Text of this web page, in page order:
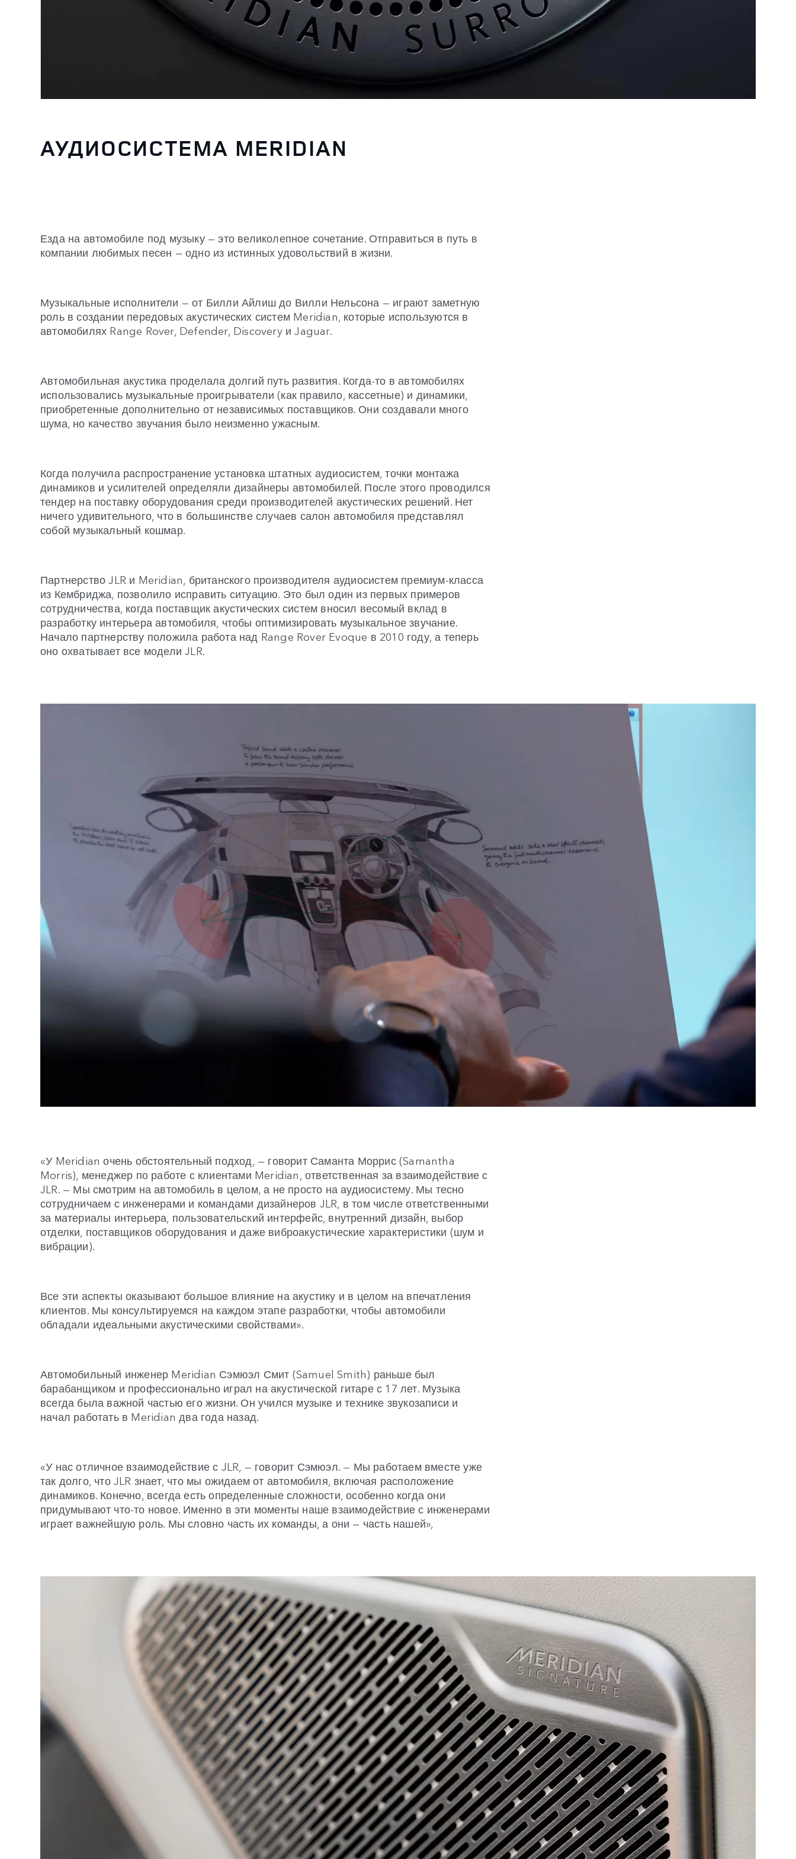
АУДИОСИСТЕМА MERIDIAN
Езда на автомобиле под музыку — это великолепное сочетание. Отправиться в путь в
компании любимых песен — одно из истинных удовольствий в жизни.
Музыкальные исполнители — от Билли Айлиш до Вилли Нельсона — играют заметную
роль в создании передовых акустических систем Meridian, которые используются в
автомобилях Range Rover, Defender, Discovery и Jaguar.
Автомобильная акустика проделала долгий путь развития. Когда-то в автомобилях
использовались музыкальные проигрыватели (как правило, кассетные) и динамики,
приобретенные дополнительно от независимых поставщиков. Они создавали много
шума, но качество звучания было неизменно ужасным.
Когда получила распространение установка штатных аудиосистем, точки монтажа
динамиков и усилителей определяли дизайнеры автомобилей. После этого проводился
тендер на поставку оборудования среди производителей акустических решений. Нет
ничего удивительного, что в большинстве случаев салон автомобиля представлял
собой музыкальный кошмар.
Партнерство JLR и Meridian, британского производителя аудиосистем премиум-класса
из Кембриджа, позволило исправить ситуацию. Это был один из первых примеров
сотрудничества, когда поставщик акустических систем вносил весомый вклад в
разработку интерьера автомобиля, чтобы оптимизировать музыкальное звучание.
Начало партнерству положила работа над Range Rover Evoque в 2010 году, а теперь
оно охватывает все модели JLR.
«У Meridian очень обстоятельный подход, — говорит Саманта Моррис (Samantha
Morris), менеджер по работе с клиентами Meridian, ответственная за взаимодействие с
JLR. — Мы смотрим на автомобиль в целом, а не просто на аудиосистему. Мы тесно
сотрудничаем с инженерами и командами дизайнеров JLR, в том числе ответственными
за материалы интерьера, пользовательский интерфейс, внутренний дизайн, выбор
отделки, поставщиков оборудования и даже виброакустические характеристики (шум и
вибрации).
Все эти аспекты оказывают большое влияние на акустику и в целом на впечатления
клиентов. Мы консультируемся на каждом этапе разработки, чтобы автомобили
обладали идеальными акустическими свойствами».
Автомобильный инженер Meridian Сэмюэл Смит (Samuel Smith) раньше был
барабанщиком и профессионально играл на акустической гитаре с 17 лет. Музыка
всегда была важной частью его жизни. Он учился музыке и технике звукозаписи и
начал работать в Meridian два года назад.
«У нас отличное взаимодействие с JLR, — говорит Сэмюэл. — Мы работаем вместе уже
так долго, что JLR знает, что мы ожидаем от автомобиля, включая расположение
динамиков. Конечно, всегда есть определенные сложности, особенно когда они
придумывают что-то новое. Именно в эти моменты наше взаимодействие с инженерами
играет важнейшую роль. Мы словно часть их команды, а они — часть нашей»,